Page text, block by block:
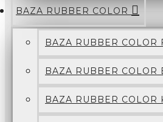
BAZA RUBBER COLOR
BAZA RUBBER COLOR
BAZA RUBBER COLOR
BAZA RUBBER COLOR